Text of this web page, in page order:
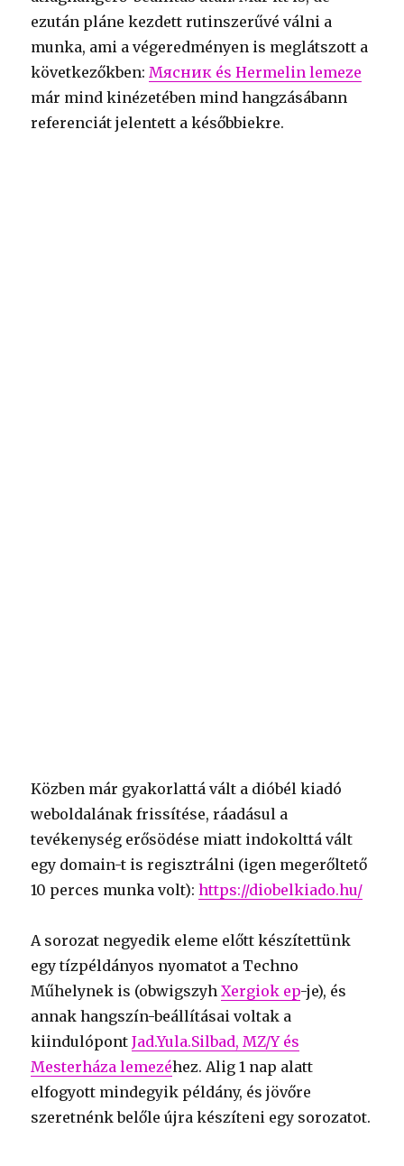
ezután pláne kezdett rutinszerűvé válni a
munka, ami a végeredményen is meglátszott a
következőkben: Мясник és Hermelin lemeze
már mind kinézetében mind hangzásábann
referenciát jelentett a későbbiekre.
Közben már gyakorlattá vált a dióbél kiadó
weboldalának frissítése, ráadásul a
tevékenység erősödése miatt indokolttá vált
egy domain-t is regisztrálni (igen megerőltető
10 perces munka volt):https://diobelkiado.hu/
A sorozat negyedik eleme előtt készítettünk
egy tízpéldányos nyomatot a Techno
Műhelynek is (obwigszyhXergiok ep-je), és
annak hangszín-beállításai voltak a
kiindulópontJad.Yula.Silbad, MZ/Y és
Mesterháza lemezéhez. Alig 1 nap alatt
elfogyott mindegyik példány, és jövőre
szeretnénk belőle újra készíteni egy sorozatot.